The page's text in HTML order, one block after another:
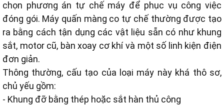
chọn phương án tự chế máy để phục vụ công việc
đóng gói. Máy quấn màng co tự chế thường được tạo
ra bằng cách tận dụng các vật liệu sẵn có như khung
sắt, motor cũ, bàn xoay cơ khí và một số linh kiện điện
đơn giản.
Thông thường, cấu tạo của loại máy này khá thô sơ,
chủ yếu gồm:
- Khung đỡ bằng thép hoặc sắt hàn thủ công